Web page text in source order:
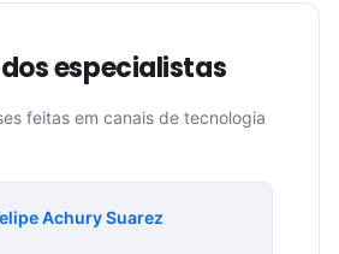
especialistas
feitas em canais de tecnologia
Achury Suarez